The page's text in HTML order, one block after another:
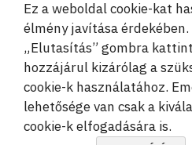
Biztonságos és
© 2019-2026
Ez a weboldal cookie-kat
élmény javítása érdekében.
„Elutasítás” gombra
hozzájárul kizárólag a
cookie-k használatához.
lehetősége van csak a
cookie-k elfogadására is.